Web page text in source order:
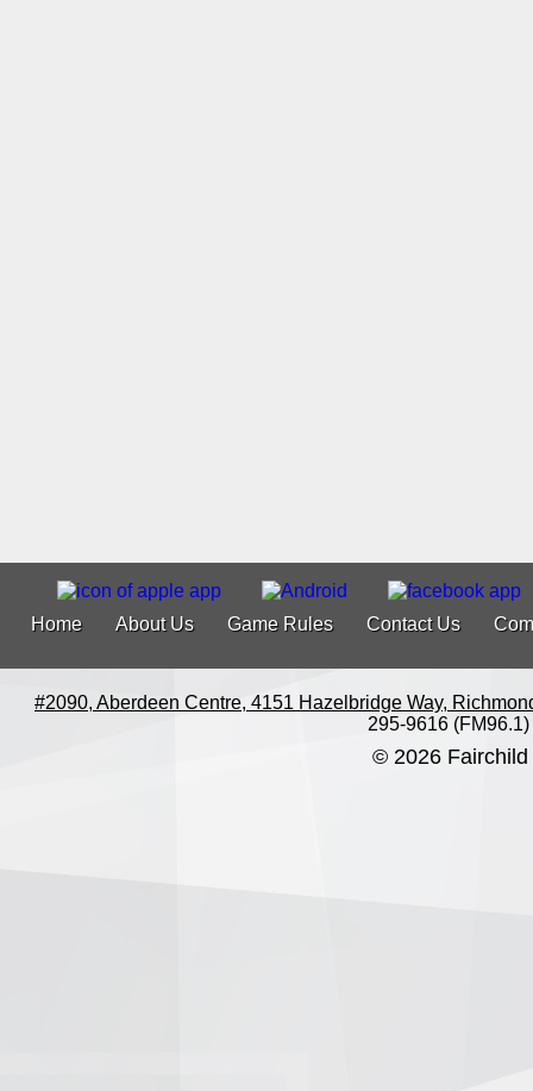
Home About Us Game Rules Contact Us
#2090, Aberdeen Centre, 4151 Hazelbridge Way,
295-9616 (FM96.1)
© 2026 Fairchild